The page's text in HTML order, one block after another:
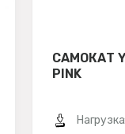
САМОКАТ
PINK